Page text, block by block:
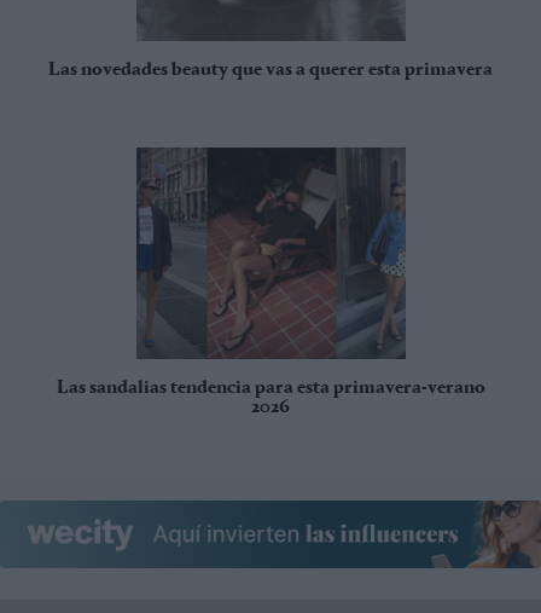
Las novedades beauty que vas a querer esta primavera
Las sandalias tendencia para esta primavera-verano
2026